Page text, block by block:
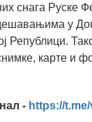
снага Руске
у
Републици.
карте и
- https://